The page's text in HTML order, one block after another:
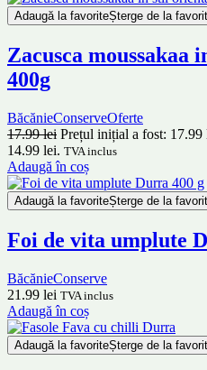
Adaugă la favoriteȘterge de la
Zacusca
400g
BăcănieConserveOferte
17.99lei Prețul inițial a fost: 17.99
14.99 lei. TVA inclus
Adaugă în coș
Adaugă la favoriteȘterge de la
Foi de vita umplute
BăcănieConserve
21.99 lei TVA inclus
Adaugă în coș
Adaugă la favoriteȘterge de la